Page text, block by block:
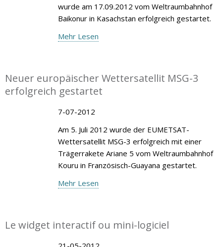
wurde am 17.09.2012 vom Weltraumbahnhof
Baikonur in Kasachstan erfolgreich gestartet.
Mehr Lesen
Neuer europäischer Wettersatellit MSG-3
erfolgreich gestartet
7-07-2012
Am 5. Juli 2012 wurde der EUMETSAT-
Wettersatellit MSG-3 erfolgreich mit einer
Trägerrakete Ariane 5 vom Weltraumbahnhof
Kouru in Französisch-Guayana gestartet.
Mehr Lesen
Le widget interactif ou mini-logiciel